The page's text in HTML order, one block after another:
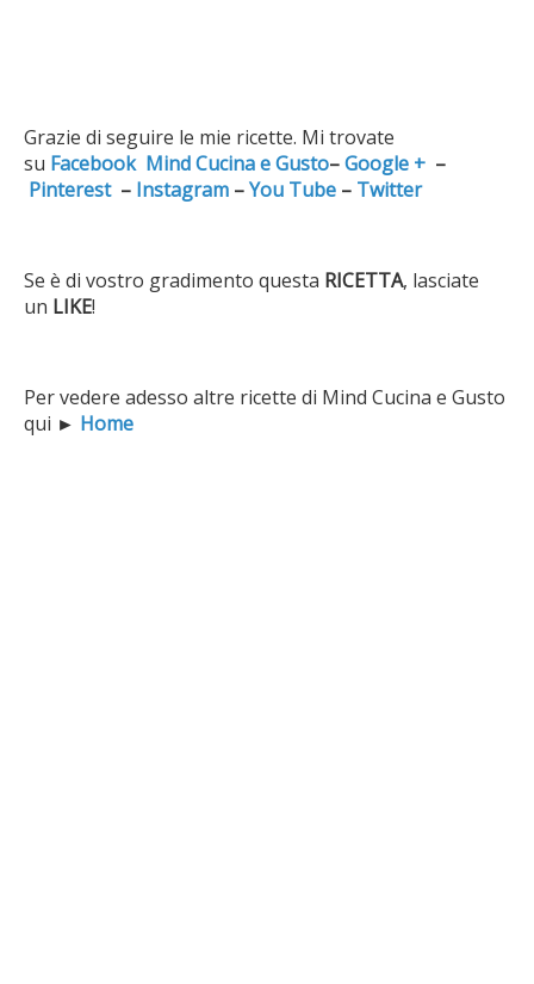
Grazie di seguire le mie ricette. Mi trovate
su Facebook Mind Cucina e Gusto–Google + –
Pinterest– Instagram –You Tube – Twitter
Se è di vostro gradimento questa RICETTA, lasciate
un LIKE!
Per vedere adesso altre ricette di Mind Cucina e Gusto
qui ► Home